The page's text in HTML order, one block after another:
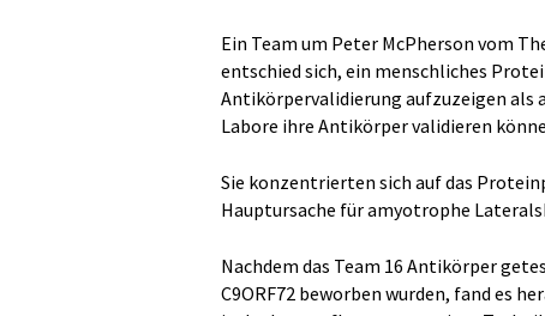
Ein Team um Peter McPherson vom
entschied sich, ein menschliches
Antikörpervalidierung aufzuzeigen als
Labore ihre Antikörper validieren
Sie konzentrierten sich auf das
Hauptursache für amyotrophe
Nachdem das Team 16 Antikörper
C9ORF72 beworben wurden, fand es